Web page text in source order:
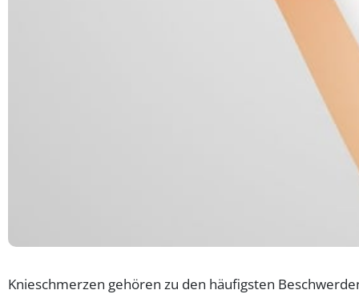
Knieschmerzen gehören zu den häufigsten